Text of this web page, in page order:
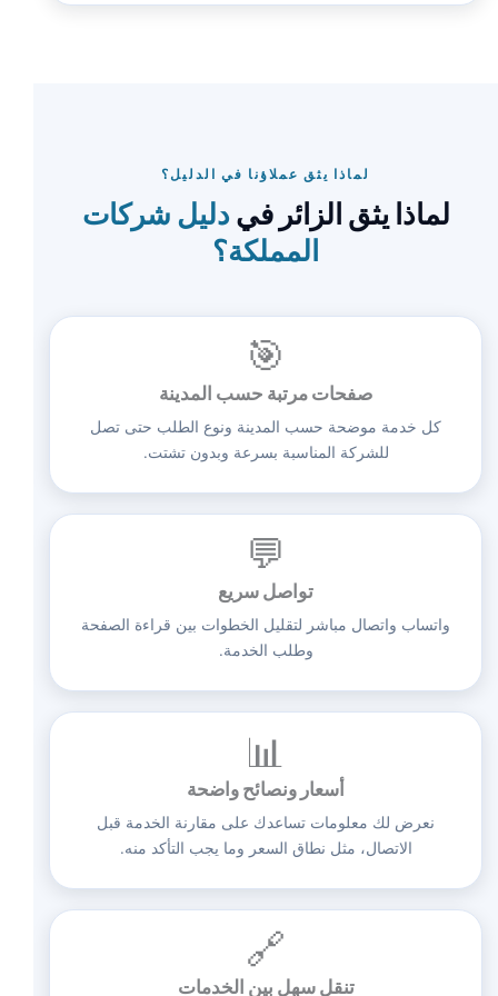
لماذا يثق عملاؤنا في الدليل؟
لماذا يثق الزائر فيدليل شركات
المملكة؟
🎯
صفحات مرتبة حسب المدينة
كل خدمة موضحة حسب المدينة ونوع الطلب حتى تصل
للشركة المناسبة بسرعة وبدون تشتت.
💬
تواصل سريع
واتساب واتصال مباشر لتقليل الخطوات بين قراءة الصفحة
وطلب الخدمة.
📊
أسعار ونصائح واضحة
نعرض لك معلومات تساعدك على مقارنة الخدمة قبل
الاتصال، مثل نطاق السعر وما يجب التأكد منه.
🔗
تنقل سهل بين الخدمات